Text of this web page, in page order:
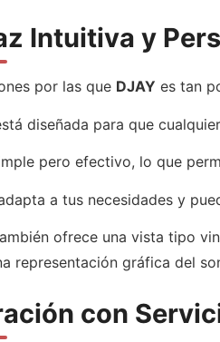
Intuitiva y
por las que DJAY es tan
diseñada para que
pero efectivo, lo que
a tus necesidades y
ofrece una vista tipo
representación gráfica del
con